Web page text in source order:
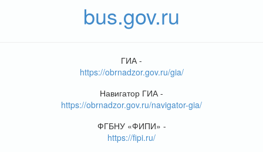
bus.gov.ru
ГИА -
https://obrnadzor.gov.ru/gia/
Навигатор ГИА -
https://obrnadzor.gov.ru/navigator-gia/
ФГБНУ «ФИПИ» -
https://fipi.ru/